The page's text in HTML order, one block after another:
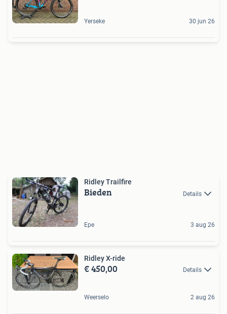
Yerseke 30 jun 26
Ridley Trailfire
Bieden Details
Epe 3 aug 26
Ridley X-ride
€ 450,00 Details
Weerselo 2 aug 26